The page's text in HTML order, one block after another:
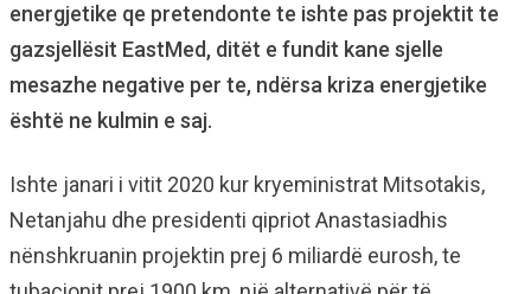
energjetike qe pretendonte te ishte pas projektit te
gazsjellësit EastMed, ditët e fundit kane sjelle
mesazhe negative per te, ndërsa kriza energjetike
është ne kulmin e saj.
Ishte janari i vitit 2020 kur kryeministrat Mitsotakis,
Netanjahu dhe presidenti qipriot Anastasiadhis
nënshkruanin projektin prej 6 miliardë eurosh, te